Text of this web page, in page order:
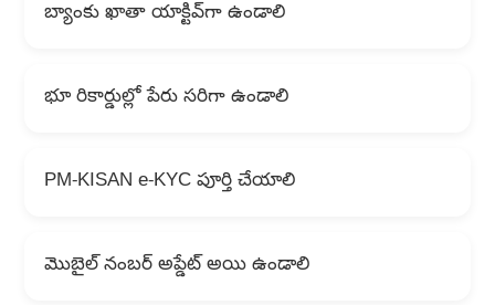
బ్యాంకు ఖాతా యాక్టివ్‌గా ఉండాలి
భూ రికార్డుల్లో పేరు సరిగా ఉండాలి
PM-KISAN e-KYC పూర్తి చేయాలి
మొబైల్ నంబర్ అప్డేట్ అయి ఉండాలి